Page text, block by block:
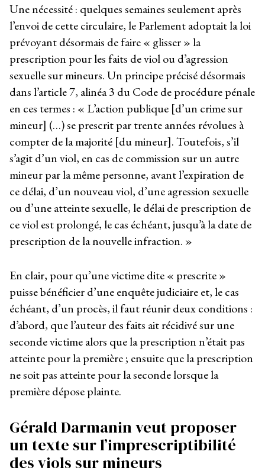
Une nécessité : quelques semaines seulement après
l’envoi de cette circulaire, le Parlement adoptait la loi
prévoyant désormais de faire « glisser » la
prescription pour les faits de viol ou d’agression
sexuelle sur mineurs. Un principe précisé désormais
dans l’article 7, alinéa 3 du Code de procédure pénale
en ces termes : « L’action publique [d’un crime sur
mineur] (…) se prescrit par trente années révolues à
compter de la majorité [du mineur]. Toutefois, s’il
s’agit d’un viol, en cas de commission sur un autre
mineur par la même personne, avant l’expiration de
ce délai, d’un nouveau viol, d’une agression sexuelle
ou d’une atteinte sexuelle, le délai de prescription de
ce viol est prolongé, le cas échéant, jusqu’à la date de
prescription de la nouvelle infraction. »
En clair, pour qu’une victime dite « prescrite »
puisse bénéficier d’une enquête judiciaire et, le cas
échéant, d’un procès, il faut réunir deux conditions :
d’abord, que l’auteur des faits ait récidivé sur une
seconde victime alors que la prescription n’était pas
atteinte pour la première ; ensuite que la prescription
ne soit pas atteinte pour la seconde lorsque la
première dépose plainte.
Gérald Darmanin veut proposer
un texte sur l’imprescriptibilité
des viols sur mineurs